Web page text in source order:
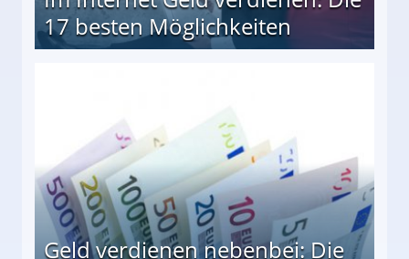
17 besten Möglichkeiten
Geld verdienen nebenbei: Die